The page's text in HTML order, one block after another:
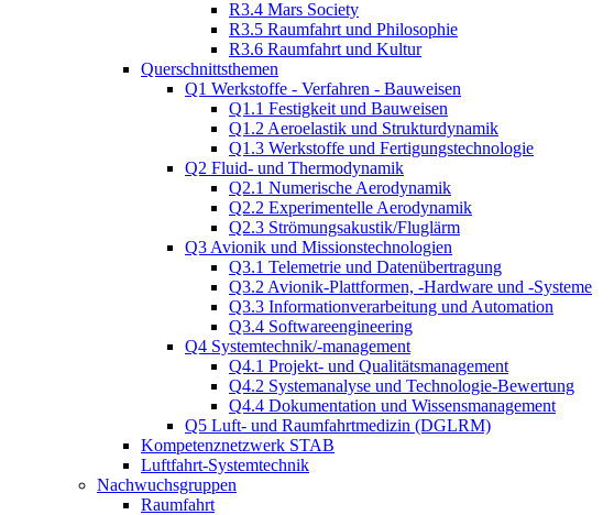
R3.4 Mars Society
R3.5 Raumfahrt und Philosophie
R3.6 Raumfahrt und Kultur
Querschnittsthemen
Q1 Werkstoffe - Verfahren - Bauweisen
Q1.1 Festigkeit und Bauweisen
Q1.2 Aeroelastik und Strukturdynamik
Q1.3 Werkstoffe und Fertigungstechnologie
Q2 Fluid- und Thermodynamik
Q2.1 Numerische Aerodynamik
Q2.2 Experimentelle Aerodynamik
Q2.3 Strömungsakustik/Fluglärm
Q3 Avionik und Missionstechnologien
Q3.1 Telemetrie und Datenübertragung
Q3.2 Avionik-Plattformen, -Hardware und -Systeme
Q3.3 Informationverarbeitung und Automation
Q3.4 Softwareengineering
Q4 Systemtechnik/-management
Q4.1 Projekt- und Qualitätsmanagement
Q4.2 Systemanalyse und Technologie-Bewertung
Q4.4 Dokumentation und Wissensmanagement
Q5 Luft- und Raumfahrtmedizin (DGLRM)
Kompetenznetzwerk STAB
Luftfahrt-Systemtechnik
Nachwuchsgruppen
Raumfahrt